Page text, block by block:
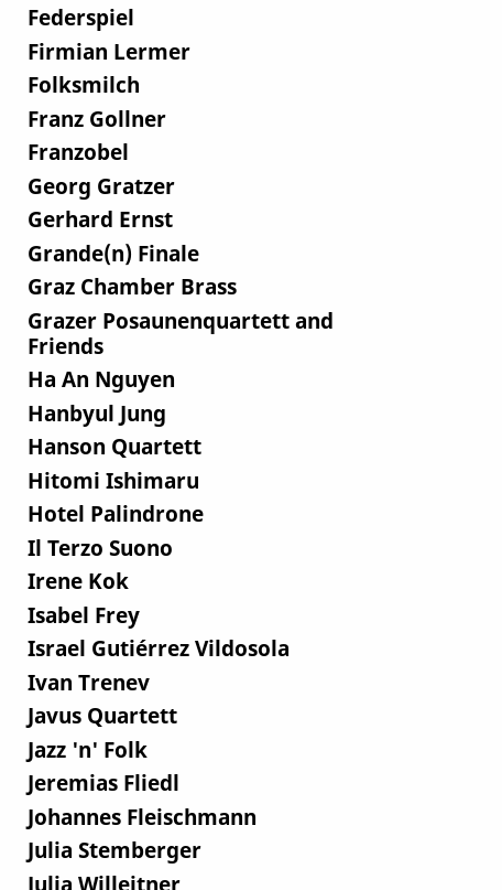
Federspiel
Firmian Lermer
Folksmilch
Franz Gollner
Franzobel
Georg Gratzer
Gerhard Ernst
Grande(n) Finale
Graz Chamber Brass
Grazer Posaunenquartett and
Friends
Ha An Nguyen
Hanbyul Jung
Hanson Quartett
Hitomi Ishimaru
Hotel Palindrone
Il Terzo Suono
Irene Kok
Isabel Frey
Israel Gutiérrez Vildosola
Ivan Trenev
Javus Quartett
Jazz 'n' Folk
Jeremias Fliedl
Johannes Fleischmann
Julia Stemberger
Julia Willeitner